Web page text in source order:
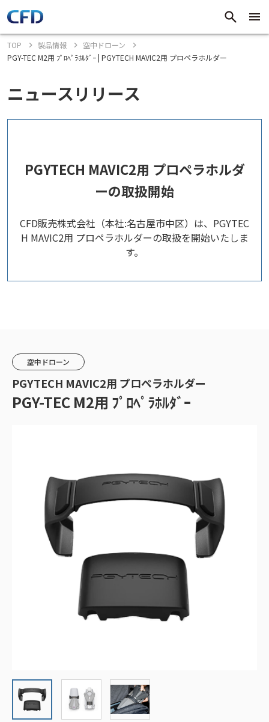
TOP 製品情報
空中ドローン
PGY-TEC M2用 ﾌﾟﾛﾍﾟﾗﾎﾙﾀﾞｰ | PGYTECH MAVIC2用 プロペラホルダー
ニュースリリース
PGYTECH MAVIC2用 プロペラホルダ
ーの取扱開始
CFD販売株式会社（本社:名古屋市中区）は、PGYTEC
H MAVIC2用 プロペラホルダーの取扱を開始いたしま
す。
空中ドローン
PGYTECH MAVIC2用 プロペラホルダー
PGY-TEC M2用 ﾌﾟﾛﾍﾟﾗﾎﾙﾀﾞｰ